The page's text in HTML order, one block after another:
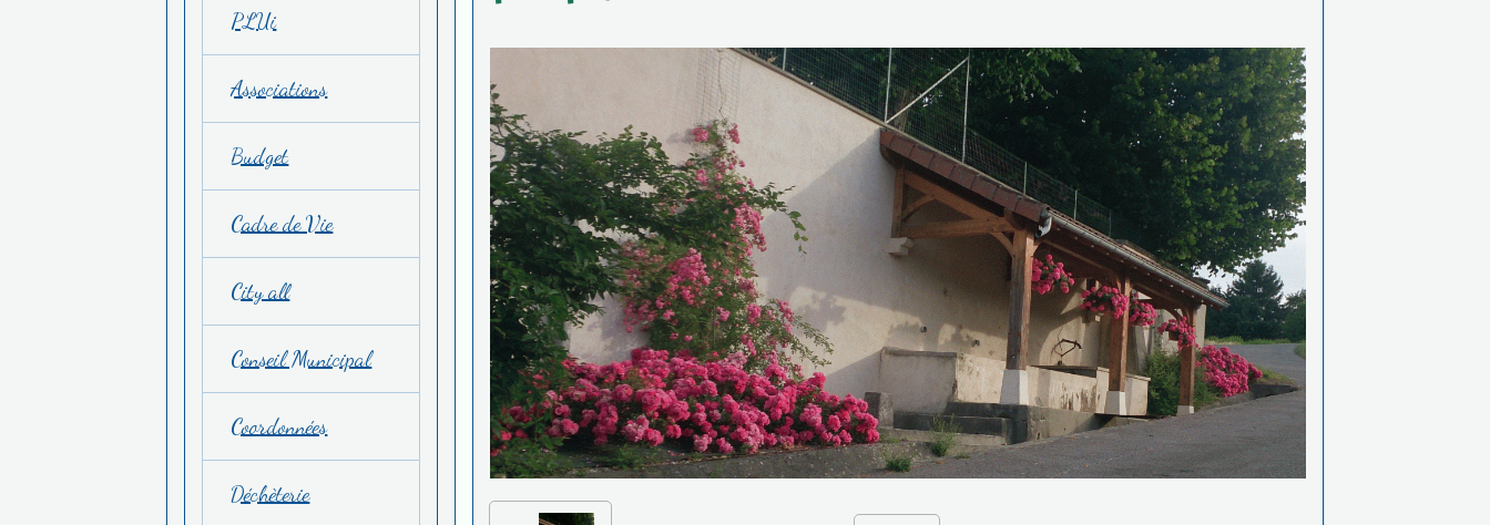
PLUi
Associations
Budget
Cadre de Vie
City all
Conseil Municipal
Coordonnées
Déchèterie